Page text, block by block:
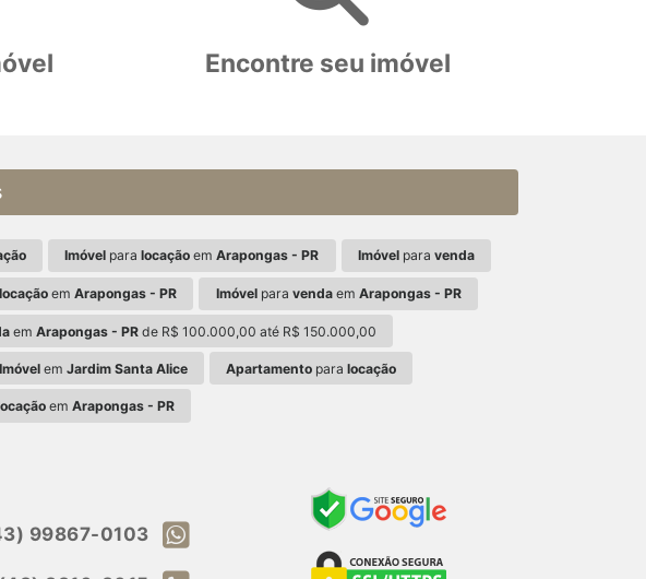
Encontre seu imóvel
Imóvel paralocação emArapongas - PR Imóvelpara venda
locação emArapongas - PR Imóvelpara vendaem Arapongas - PR
em Arapongas - PRde R$ 100.000,00 até R$ 150.000,00
Imóvelem Jardim Santa Alice Apartamento paralocação
em Arapongas - PR
99867-0103